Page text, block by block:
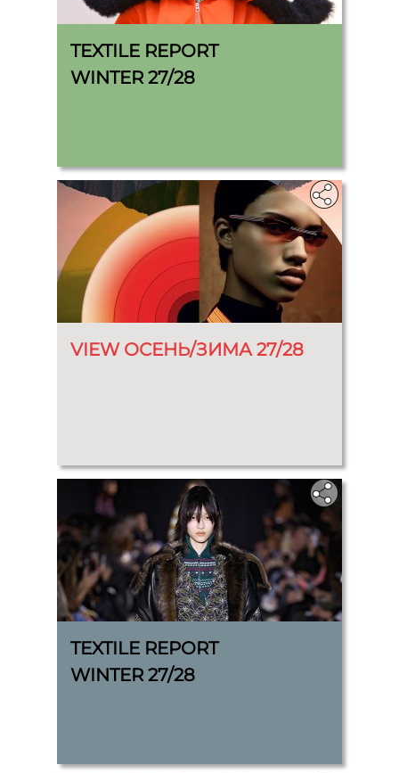
TEXTILE REPORT
WINTER 27/28
VIEW ОСЕНЬ/ЗИМА 27/28
TEXTILE REPORT
WINTER 27/28